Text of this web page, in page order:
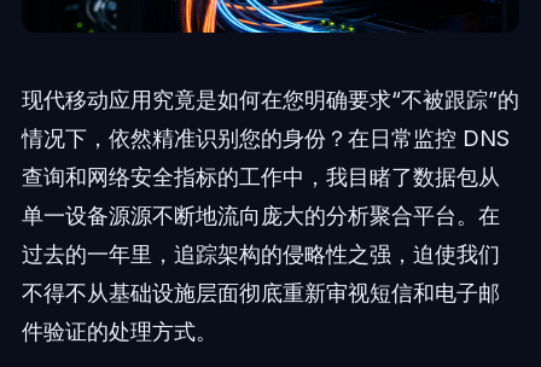
现代移动应用究竟是如何在您明确要求“不被跟踪”的
情况下，依然精准识别您的身份？在日常监控 DNS
查询和网络安全指标的工作中，我目睹了数据包从
单一设备源源不断地流向庞大的分析聚合平台。在
过去的一年里，追踪架构的侵略性之强，迫使我们
不得不从基础设施层面彻底重新审视短信和电子邮
件验证的处理方式。